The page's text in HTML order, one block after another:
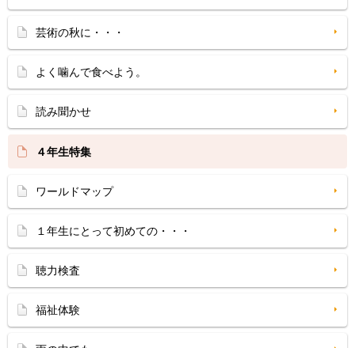
芸術の秋に・・・
よく噛んで食べよう。
読み聞かせ
４年生特集
ワールドマップ
１年生にとって初めての・・・
聴力検査
福祉体験